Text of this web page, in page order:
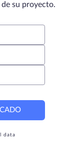
su proyecto.
data